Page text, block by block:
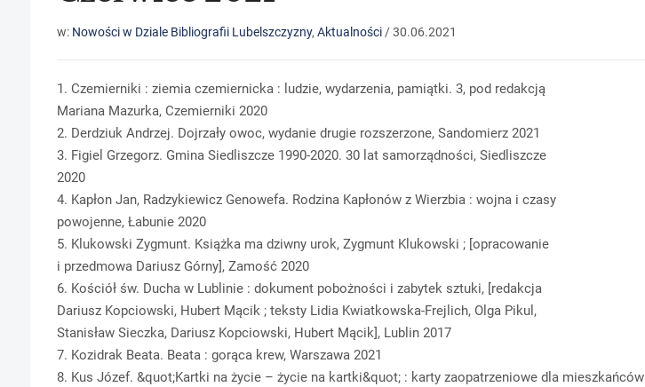
w: Nowości w Dziale Bibliografii Lubelszczyzny, Aktualności/30.06.2021
1. Czemierniki : ziemia czemiernicka : ludzie, wydarzenia, pamiątki. 3, pod redakcją
Mariana Mazurka, Czemierniki 2020
2. Derdziuk Andrzej. Dojrzały owoc, wydanie drugie rozszerzone, Sandomierz 2021
3. Figiel Grzegorz. Gmina Siedliszcze 1990-2020. 30 lat samorządności, Siedliszcze
2020
4. Kapłon Jan, Radzykiewicz Genowefa. Rodzina Kapłonów z Wierzbia : wojna i czasy
powojenne, Łabunie 2020
5. Klukowski Zygmunt. Książka ma dziwny urok, Zygmunt Klukowski ; [opracowanie
i przedmowa Dariusz Górny], Zamość 2020
6. Kościół św. Ducha w Lublinie : dokument pobożności i zabytek sztuki, [redakcja
Dariusz Kopciowski, Hubert Mącik ; teksty Lidia Kwiatkowska-Frejlich, Olga Pikul,
Stanisław Sieczka, Dariusz Kopciowski, Hubert Mącik], Lublin 2017
7. Kozidrak Beata. Beata : gorąca krew, Warszawa 2021
8. Kus Józef. &quot;Kartki na życie – życie na kartki&quot; : karty zaopatrzeniowe dla mieszkańców